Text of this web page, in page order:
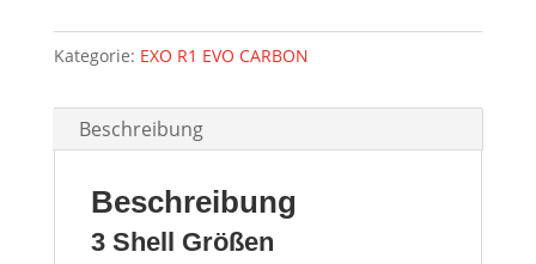
Kategorie: EXO R1 EVO CARBON
Beschreibung
Beschreibung
3 Shell Größen